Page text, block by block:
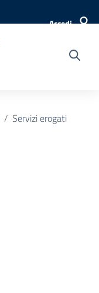
Accedi
Servizi erogati